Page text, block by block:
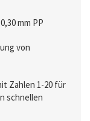
mm PP
von
Zahlen 1-20 für
schnellen